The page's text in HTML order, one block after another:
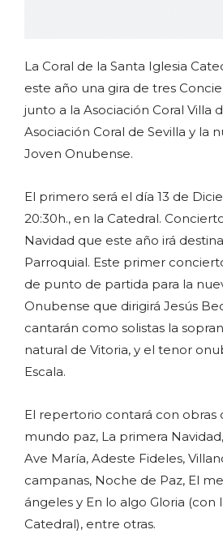
La Coral de la Santa Iglesia
este año una gira de tres
junto a la Asociación Coral Villa
Asociación Coral de Sevilla y la
Joven Onubense.
El primero será el día 13 de
20:30h., en la Catedral.
Navidad que este año irá
Parroquial. Este primer
de punto de partida para la
Onubense que dirigirá Jesús
cantarán como solistas la
natural de Vitoria, y el tenor
Escala.
El repertorio contará con obras
mundo paz, La primera
Ave María, Adeste Fideles,
campanas, Noche de Paz, El
ángeles y En lo algo Gloria (con
Catedral), entre otras.